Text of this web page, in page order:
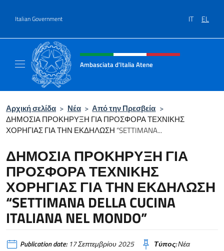
Italian Government IT EL
Header, social and menu of site
Ambasciata d'Italia Atene
Αρχική σελίδα > Νέα > Από την Πρεσβεία >
ΔΗΜΟΣΙΑ ΠΡΟΚΗΡΥΞΗ ΓΙΑ ΠΡΟΣΦΟΡΑ ΤΕΧΝΙΚΗΣ
ΧΟΡΗΓΙΑΣ ΓΙΑ ΤΗΝ ΕΚΔΗΛΩΣΗ “SETTIMANA...
ΔΗΜΟΣΙΑ ΠΡΟΚΗΡΥΞΗ ΓΙΑ
ΠΡΟΣΦΟΡΑ ΤΕΧΝΙΚΗΣ
ΧΟΡΗΓΙΑΣ ΓΙΑ ΤΗΝ ΕΚΔΗΛΩΣΗ
“SETTIMANA DELLA CUCINA
ITALIANA NEL MONDO”
Publication date:17 Σεπτεμβρίου 2025 Τύπος:Νέα